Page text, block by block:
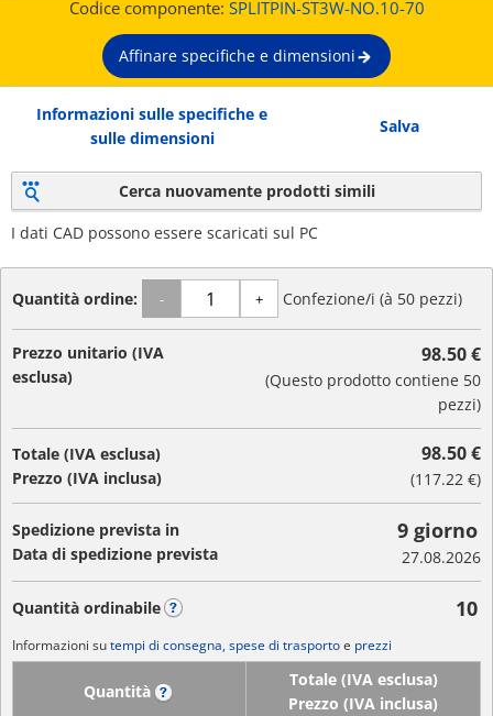
Codice componente: SPLITPIN-ST3W-NO.10-70
Affinare specifiche e dimensioni
Informazioni sulle specifiche e
sulle dimensioni
Salva
Cerca nuovamente prodotti simili
I dati CAD possono essere scaricati sul PC
Quantità ordine: - + Confezione/i (à 50 pezzi)
Prezzo unitario (IVA
esclusa)
98.50 €
(Questo prodotto contiene 50
pezzi)
Totale (IVA esclusa)
Prezzo (IVA inclusa)
98.50 €
(117.22 €)
Spedizione prevista in
Data di spedizione prevista
9 giorno
27.08.2026
Quantità ordinabile 10
Informazioni sutempi di consegna, spese di trasportoe prezzi
Quantità
Totale (IVA esclusa)
Prezzo (IVA inclusa)